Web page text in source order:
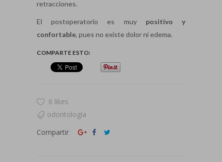
retracciones.
El postoperatorio es muy positivo y
confortable, pues no existe dolor ni edema.
COMPARTE ESTO:
6 likes
odontología
Compartir